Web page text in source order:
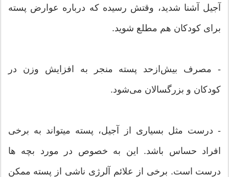
آجیل آشنا شدید، وقتش رسیده که درباره عوارض پسته
برای کودکان هم مطلع شوید.
- مصرف بیش‌ازحد پسته منجر به افزایش وزن در
کودکان و بزرگسالان می‌شود.
- درست مثل بسیاری از آجیل، پسته میتواند به برخی
افراد حساس باشد. این به خصوص در مورد بچه ها
درست است. برخی از علائم آلرژی ناشی از پسته ممکن